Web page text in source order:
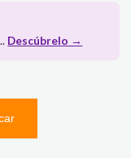
Descúbrelo →